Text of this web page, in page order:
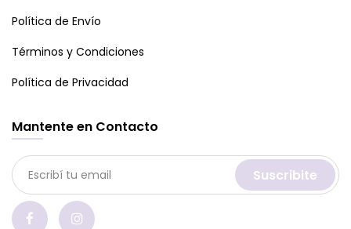
Política de Envío
Términos y Condiciones
Política de Privacidad
Mantente en Contacto
Suscribite